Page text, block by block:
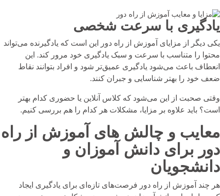
یادگیری با سرعت شخصی
یکی دیگر از مزایای آموزش از راه دور این است که یادگیرنده می‌تواند
محتوا را متناسب با سرعت و سبک یادگیری خود مرور کند. این
انعطاف باعث می‌شود یادگیری عمیق‌تر شود و افراد بتوانند نقاط
ضعف خود را بهتر شناسایی و جبران کنند.
وقتی صحبت از این می‌شود که کلاس آنلاین یا حضوری کدام بهتر
است؟ باید علاوه بر مزایا، مشکلات هر کدام را هم بررسی کنیم.
معایب و چالش‌ های آموزش از راه
دور برای دانش آموزان و
دانشجویان
هر چند آموزش از راه دور فرصت‌های تازه‌ای برای یادگیری ایجاد